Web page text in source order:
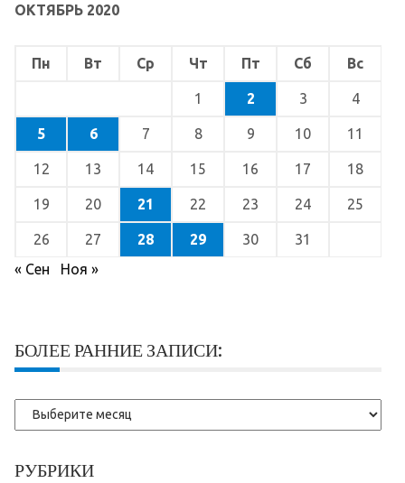
ОКТЯБРЬ 2020
Пн Вт Ср Чт Пт Сб Вс
1 2 3 4
5 6 7 8 9 10 11
12 13 14 15 16 17 18
19 20 21 22 23 24 25
26 27 28 29 30
31
« Сен
Ноя »
БОЛЕЕ РАННИЕ ЗАПИСИ:
Более
ранние
РУБРИКИ